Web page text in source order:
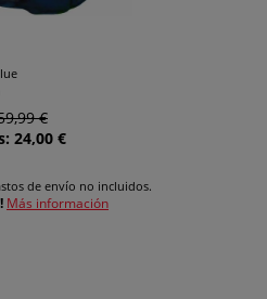
€
24,00 €
de envío no incluidos.
Más información